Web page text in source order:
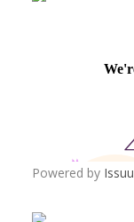
Powered by Issuu